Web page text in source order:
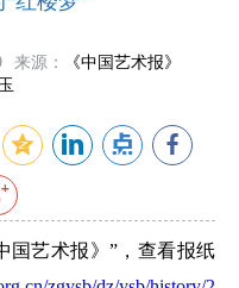
来源：
《中国艺术报》
艺术报》”，查看报纸